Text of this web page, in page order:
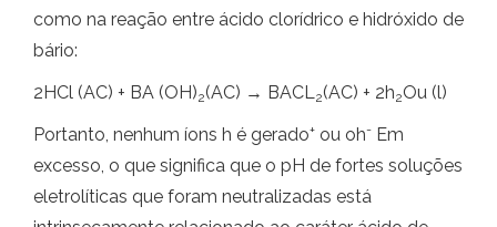
como na reação entre ácido clorídrico e hidróxido de
bário:
2HCl (AC) + BA (OH)2(AC) → BACL2(AC) + 2h2Ou (l)
Portanto, nenhum íons h é gerado+ ou oh- Em
excesso, o que significa que o pH de fortes soluções
eletrolíticas que foram neutralizadas está